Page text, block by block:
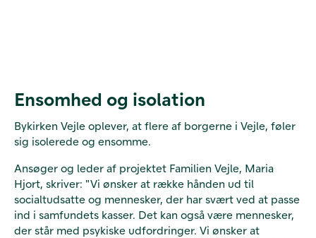
Ensomhed og isolation
Bykirken Vejle oplever, at flere af borgerne i Vejle, føler
sig isolerede og ensomme.
Ansøger og leder af projektet Familien Vejle, Maria
Hjort, skriver: "Vi ønsker at række hånden ud til
socialtudsatte og mennesker, der har svært ved at passe
ind i samfundets kasser. Det kan også være mennesker,
der står med psykiske udfordringer. Vi ønsker at